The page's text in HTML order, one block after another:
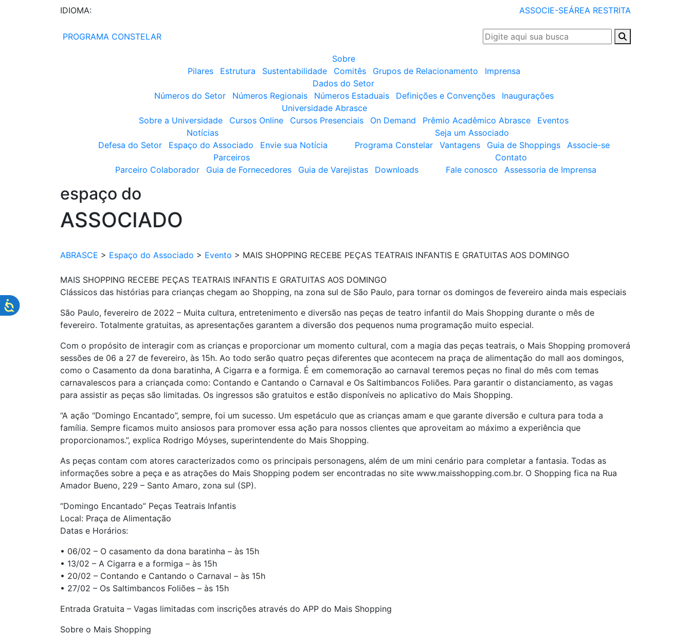
IDIOMA: ASSOCIE-SEÁREA RESTRITA
PROGRAMA CONSTELAR
Sobre
Pilares
Estrutura Sustentabilidade Comitês Grupos de Relacionamento
Imprensa
Dados do Setor
Números do Setor
Números Regionais Números Estaduais Definições e Convenções
Inaugurações
Universidade Abrasce
Sobre a Universidade
Cursos Online Cursos Presenciais On Demand Prêmio Acadêmico Abrasce
Eventos
Notícias
Defesa do Setor
Espaço do Associado Envie sua Notícia
Seja um Associado
Programa Constelar
Vantagens Guia de Shoppings
Associe-se
Parceiros
Parceiro Colaborador
Guia de Fornecedores Guia de Varejistas Downloads
Contato
Fale conosco
Assessoria de Imprensa
espaço do
ASSOCIADO
ABRASCE > Espaço do Associado > Evento > MAIS SHOPPING RECEBE PEÇAS TEATRAIS INFANTIS E GRATUITAS AOS DOMINGO
MAIS SHOPPING RECEBE PEÇAS TEATRAIS INFANTIS E GRATUITAS AOS DOMINGO
Clássicos das histórias para crianças chegam ao Shopping, na zona sul de São Paulo, para tornar os domingos de fevereiro ainda mais especiais
São Paulo, fevereiro de 2022 – Muita cultura, entretenimento e diversão nas peças de teatro infantil do Mais Shopping durante o mês de
fevereiro. Totalmente gratuitas, as apresentações garantem a diversão dos pequenos numa programação muito especial.
Com o propósito de interagir com as crianças e proporcionar um momento cultural, com a magia das peças teatrais, o Mais Shopping promoverá
sessões de 06 a 27 de fevereiro, às 15h. Ao todo serão quatro peças diferentes que acontecem na praça de alimentação do mall aos domingos,
como o Casamento da dona baratinha, A Cigarra e a formiga. É em comemoração ao carnaval teremos peças no final do mês com temas
carnavalescos para a criançada como: Contando e Cantando o Carnaval e Os Saltimbancos Foliões. Para garantir o distanciamento, as vagas
para assistir as peças são limitadas. Os ingressos são gratuitos e estão disponíveis no aplicativo do Mais Shopping.
“A ação “Domingo Encantado”, sempre, foi um sucesso. Um espetáculo que as crianças amam e que garante diversão e cultura para toda a
família. Sempre ficamos muito ansiosos para promover essa ação para nossos clientes que aproveitam ao máximo a experiência que
proporcionamos.”, explica Rodrigo Móyses, superintendente do Mais Shopping.
As peças contam com atores caracterizados como os principais personagens, além de um mini cenário para completar a fantasia. Todas as
informações sobre a peça e as atrações do Mais Shopping podem ser encontradas no site www.maisshopping.com.br. O Shopping fica na Rua
Amador Bueno, 229 – Santo Amaro, zona sul (SP).
“Domingo Encantado” Peças Teatrais Infantis
Local: Praça de Alimentação
Datas e Horários:
• 06/02 – O casamento da dona baratinha – às 15h
• 13/02 – A Cigarra e a formiga – às 15h
• 20/02 – Contando e Cantando o Carnaval – às 15h
• 27/02 – Os Saltimbancos Foliões – às 15h
Entrada Gratuita – Vagas limitadas com inscrições através do APP do Mais Shopping
Sobre o Mais Shopping